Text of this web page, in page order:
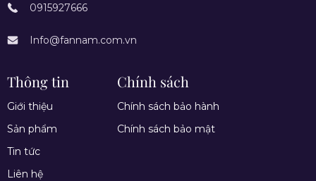
0915927666
Info@fannam.com.vn
Thông tin
Giới thiệu
Sản phẩm
Tin tức
Liên hệ
Chính sách
Chính sách bảo hành
Chính sách bảo mật